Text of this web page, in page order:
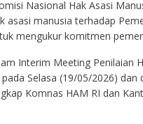
Nasional Hak Asasi
asasi manusia terhadap
mengukur komitmen
Interim Meeting Penilaian
Selasa (19/05/2026)
Komnas HAM RI dan